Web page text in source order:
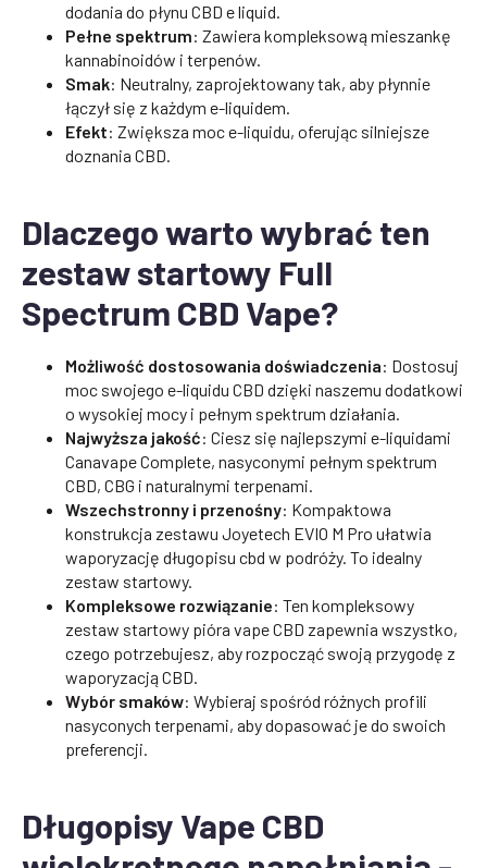
dodania do płynu CBD e liquid.
Pełne spektrum: Zawiera kompleksową mieszankę
kannabinoidów i terpenów.
Smak: Neutralny, zaprojektowany tak, aby płynnie
łączył się z każdym e-liquidem.
Efekt: Zwiększa moc e-liquidu, oferując silniejsze
doznania CBD.
Dlaczego warto wybrać ten
zestaw startowy Full
Spectrum CBD Vape?
Możliwość dostosowania doświadczenia: Dostosuj
moc swojego e-liquidu CBD dzięki naszemu dodatkowi
o wysokiej mocy i pełnym spektrum działania.
Najwyższa jakość: Ciesz się najlepszymi e-liquidami
Canavape Complete, nasyconymi pełnym spektrum
CBD, CBG i naturalnymi terpenami.
Wszechstronny i przenośny: Kompaktowa
konstrukcja zestawu Joyetech EVIO M Pro ułatwia
waporyzację długopisu cbd w podróży. To idealny
zestaw startowy.
Kompleksowe rozwiązanie: Ten kompleksowy
zestaw startowy pióra vape CBD zapewnia wszystko,
czego potrzebujesz, aby rozpocząć swoją przygodę z
waporyzacją CBD.
Wybór smaków: Wybieraj spośród różnych profili
nasyconych terpenami, aby dopasować je do swoich
preferencji.
Długopisy Vape CBD